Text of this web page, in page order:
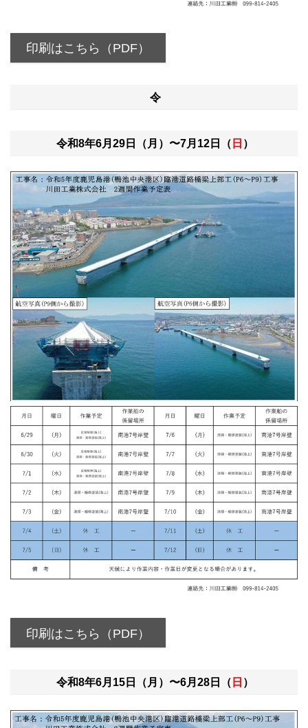
印刷はこちら（PDF）
令
令和8年6月29日（月）〜7月12日（ 日 ）
印刷はこちら（PDF）
令和8年6月15日（月）〜6月28日（ 日 ）